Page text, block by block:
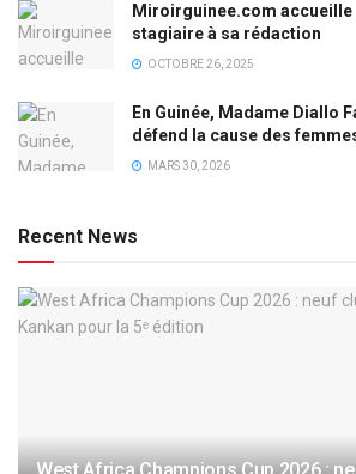
Miroirguinee.com accueille
stagiaire à sa rédaction
OCTOBRE 26, 2025
En Guinée, Madame Diallo
défend la cause des
MARS 30, 2026
Recent News